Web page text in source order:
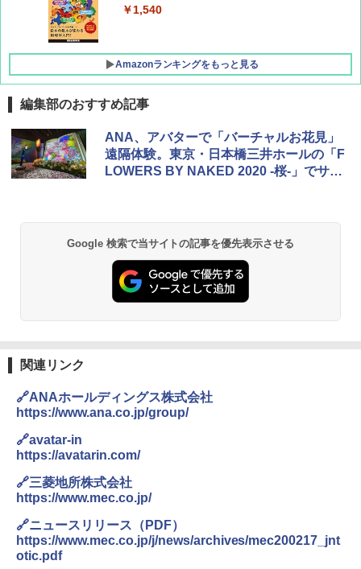
￥1,760
￥1,540
Amazonランキングをもっと見る
[キャンパーズコレクション 山善] ポップアッ
プテント 傘みたいに広げて畳める パッとサ
ッとサンシェード キューブ フルクローズ メ
ッシュ 簡単設置 ワンタッチテント キャンプ
PYKES PEAK (パイクスピーク) 着替えテン
ト プライバシー テント 【中が透けない】 1
人用 折りたたみ 防災グッズ 災害用トイレ ビ
ーチ ピクニック ポップアップテント 携帯 簡
ENDLESS BASE 《めざましテレビで紹介》
テント ワンタッチ RENEW 幅200 2-3人用 43
500002(88859)
￥5,999
[キャンパーズコレクション 山善] 傘みたいに
広げるだけ パッとサッとテント ブラックコ
ーティング フルクローズ メッシュ 3-4人用
簡単設置 ポップアップテント エクルベージ
ュ(BC仕様) PATC-150B(EB)
DEWEL パラソル 大型 ビーチ アウトドアパ
ラソル ガーデン サイトシート付 折りたたみ
防水 UVカット 4段階高さ調整 軽量 収納袋付
き
熊撃退スプレー 熊よけスプレー 熊スプレー
【日本企業販売】超強力クマ対策スプレー 30
0ml（連続噴射30秒）110ml（連続噴射15
秒）射程5～10m 安全ロック搭載 携帯収納袋
付き ヒグマ・イノシシ対策 自治体・教育機
GRANDOOR ステンレス保冷剤 2個セット 2
￥2,980
ポインターライト 強力 小型 緑色/赤色/青紫色
USB充電式 高精度 超長距離照射 長時間使用
可能 安全ロック付き 高安全性 金属製耐久 コ
編集部のおすすめ記事
ANA、アバターで「バーチャルお花見」
遠隔体験。東京・日本橋三井ホールの「F
LOWERS BY NAKED 2020 -桜-」でサー
Google 検索で当サイトの記事を優先表示させる
関連リンク
🔗ANAホールディングス株式会社
https://www.ana.co.jp/group/
🔗avatar-in
https://avatarin.com/
🔗三菱地所株式会社
https://www.mec.co.jp/
🔗ニュースリリース（PDF）
https://www.mec.co.jp/j/news/archives/mec200217_jnt
otic.pdf